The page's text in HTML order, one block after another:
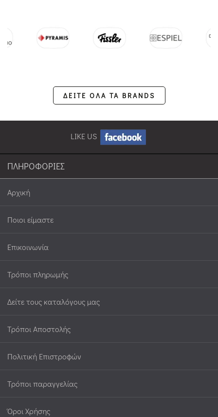
ΔΕΙΤΕ ΟΛΑ ΤΑ BRANDS
LIKE US
ΠΛΗΡΟΦΟΡΙΕΣ
Αρχική
Ποιοι είμαστε
Επικοινωνία
Τρόποι πληρωμής
Δείτε τους καταλόγους μας
Τρόποι Αποστολής
Πολιτική Επιστροφών
Τρόποι παραγγελίας
Όροι Χρήσης